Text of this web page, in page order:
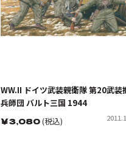
WW.II ドイツ武装親衛隊 第20武装
兵師団 バルト三国 1944
￥3,080(税込)